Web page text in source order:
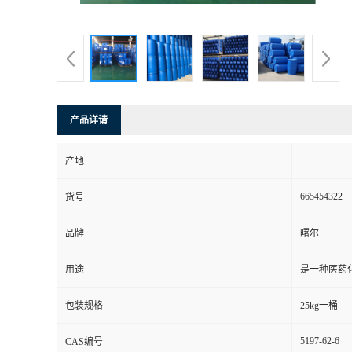
产品详请
产地
货号 665454322
品牌 曙尔
用途 是一种医药
包装规格 25kg一桶
CAS编号 5197-62-6